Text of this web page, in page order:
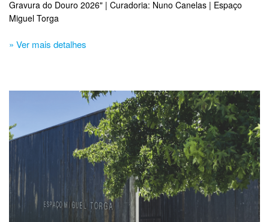
Gravura do Douro 2026" | Curadoria: Nuno Canelas | Espaço
Miguel Torga
» Ver mais detalhes